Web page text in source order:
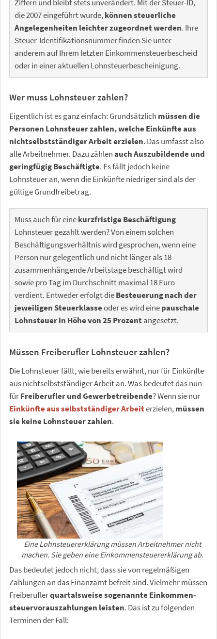
Ziffern und bleibt stets unverändert. Mit der Steuer-ID,
die 2007 eingeführt wurde,können steuerliche
Angelegenheiten leichter zugeordnet werden. Ihre
Steuer-Identifikationsnummer finden Sie unter
anderem auf Ihrem letzten Einkommensteuerbescheid
oder in einer aktuellen Lohnsteuerbescheinigung.
Wer muss Lohnsteuer zahlen?
Eigentlich ist es ganz einfach: Grundsätzlich müssen die
Personen Lohnsteuer zahlen, welche Einkünfte aus
nichtselbstständiger Arbeit erzielen. Das umfasst also
alle Arbeitnehmer. Dazu zählenauch Auszubildende und
geringfügig Beschäftigte. Es fällt jedoch keine
Lohnsteuer an, wenn die Einkünfte niedriger sind als der
gültige Grundfreibetrag.
Muss auch für einekurzfristige Beschäftigung
Lohnsteuer gezahlt werden? Von einem solchen
Beschäftigungsverhältnis wird gesprochen, wenn eine
Person nur gelegentlich und nicht länger als 18
zusammenhängende Arbeitstage beschäftigt wird
sowie pro Tag im Durchschnitt maximal 18 Euro
verdient. Entweder erfolgt dieBesteuerung nach der
jeweiligen Steuerklasseoder es wird einepauschale
Lohnsteuer in Höhe von 25 Prozent angesetzt.
Müssen Freiberufler Lohnsteuer zahlen?
Die Lohnsteuer fällt, wie bereits erwähnt, nur für Einkünfte
aus nichtselbstständiger Arbeit an. Was bedeutet das nun
fürFreiberufler und Gewerbetreibende? Wenn sie nur
Einkünfte aus selbstständiger Arbeiterzielen,müssen
sie keine Lohnsteuer zahlen.
Eine Lohnsteuererklärung müssen Arbeitnehmer nicht
machen. Sie geben eine Einkommensteuererklärung ab.
Das bedeutet jedoch nicht, dass sie von regelmäßigen
Zahlungen an das Finanzamt befreit sind. Vielmehr müssen
Freiberuflerquartalsweise sogenannte Einkommen­
steuer­voraus­zahlungen leisten. Das ist zu folgenden
Terminen der Fall: